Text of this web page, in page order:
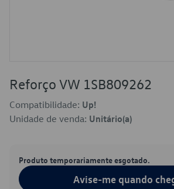
Reforço VW 1SB809262
Compatibilidade: Up!
Unidade de venda: Unitário(a)
Produto temporariamente esgotado.
Avise-me quando